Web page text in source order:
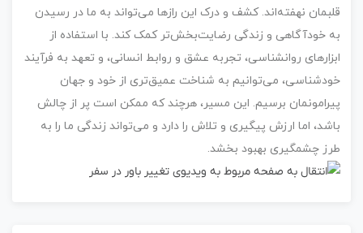
قلبمان نهفته‌اند. کشف و درک این رازها می‌تواند به ما در رسیدن
به خودآگاهی و زندگی رضایت‌بخش‌تر کمک کند. با استفاده از
ابزارهای روانشناسی، تجربه عشق و روابط انسانی، و تعهد به فرآیند
خودشناسی، می‌توانیم به شناخت عمیق‌تری از خود و جهان
پیرامونمان برسیم. این مسیر، هرچند که ممکن است پر از چالش
باشد، اما ارزش پیگیری و تلاش را دارد و می‌تواند زندگی ما را به
طرز چشمگیری بهبود بخشد.